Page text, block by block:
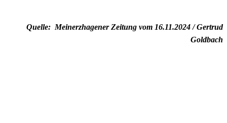
Quelle: Meinerzhagener Zeitung vom 16.11.2024 / Gertrud
Goldbach